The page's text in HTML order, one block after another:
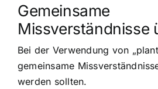
Gemeinsame
Missverständnisse
Bei der Verwendung von
gemeinsame
werden sollten.